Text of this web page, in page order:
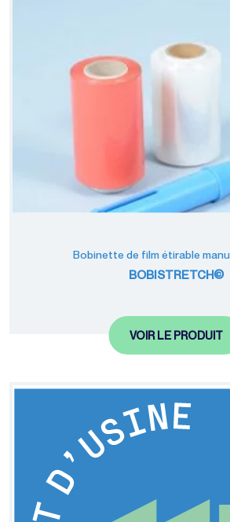
Bobinette de film étirable
BOBISTRETCH©
VOIR LE PRODUIT